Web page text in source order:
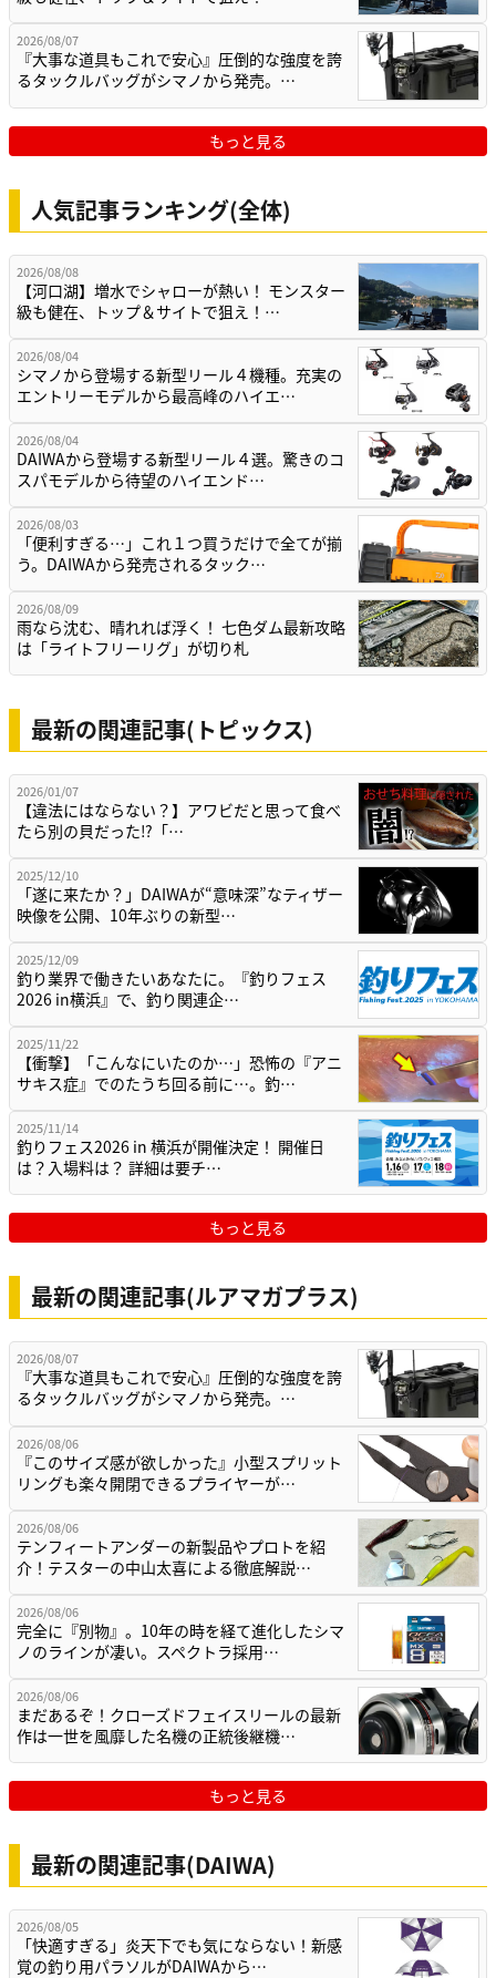
2026/08/07
『大事な道具もこれで安心』圧倒的な強度を誇
るタックルバッグがシマノから発売。…
もっと見る
人気記事ランキング(全体)
2026/08/08
【河口湖】増水でシャローが熱い！ モンスター
級も健在、トップ＆サイトで狙え！…
2026/08/04
シマノから登場する新型リール４機種。充実の
エントリーモデルから最高峰のハイエ…
2026/08/04
DAIWAから登場する新型リール４選。驚きのコ
スパモデルから待望のハイエンド…
2026/08/03
「便利すぎる…」これ１つ買うだけで全てが揃
う。DAIWAから発売されるタック…
2026/08/09
雨なら沈む、晴れれば浮く！ 七色ダム最新攻略
は「ライトフリーリグ」が切り札
最新の関連記事(トピックス)
2026/01/07
【違法にはならない？】アワビだと思って食べ
たら別の貝だった⁉「…
2025/12/10
「遂に来たか？」DAIWAが“意味深”なティザー
映像を公開、10年ぶりの新型…
2025/12/09
釣り業界で働きたいあなたに。『釣りフェス
2026 in横浜』で、釣り関連企…
2025/11/22
【衝撃】「こんなにいたのか…」恐怖の『アニ
サキス症』でのたうち回る前に…。釣…
2025/11/14
釣りフェス2026 in 横浜が開催決定！ 開催日
は？入場料は？ 詳細は要チ…
もっと見る
最新の関連記事(ルアマガプラス)
2026/08/07
『大事な道具もこれで安心』圧倒的な強度を誇
るタックルバッグがシマノから発売。…
2026/08/06
『このサイズ感が欲しかった』小型スプリット
リングも楽々開閉できるプライヤーが…
2026/08/06
テンフィートアンダーの新製品やプロトを紹
介！テスターの中山太喜による徹底解説…
2026/08/06
完全に『別物』。10年の時を経て進化したシマ
ノのラインが凄い。スペクトラ採用…
2026/08/06
まだあるぞ！クローズドフェイスリールの最新
作は一世を風靡した名機の正統後継機…
もっと見る
最新の関連記事(DAIWA)
2026/08/05
「快適すぎる」炎天下でも気にならない！新感
覚の釣り用パラソルがDAIWAから…